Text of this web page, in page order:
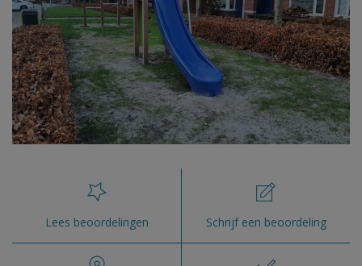
Lees beoordelingen Schrijf een beoordeling